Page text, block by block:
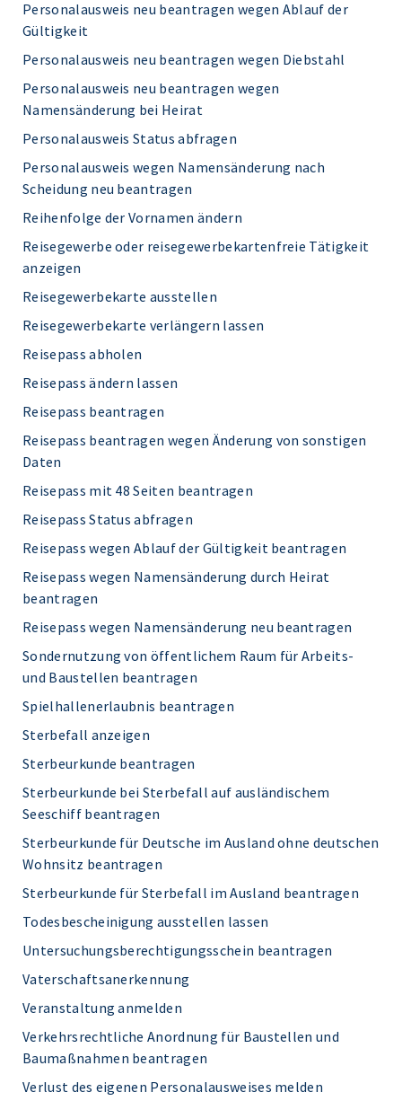
Personalausweis neu beantragen wegen Ablauf der
Gültigkeit
Personalausweis neu beantragen wegen Diebstahl
Personalausweis neu beantragen wegen
Namensänderung bei Heirat
Personalausweis Status abfragen
Personalausweis wegen Namensänderung nach
Scheidung neu beantragen
Reihenfolge der Vornamen ändern
Reisegewerbe oder reisegewerbekartenfreie Tätigkeit
anzeigen
Reisegewerbekarte ausstellen
Reisegewerbekarte verlängern lassen
Reisepass abholen
Reisepass ändern lassen
Reisepass beantragen
Reisepass beantragen wegen Änderung von sonstigen
Daten
Reisepass mit 48 Seiten beantragen
Reisepass Status abfragen
Reisepass wegen Ablauf der Gültigkeit beantragen
Reisepass wegen Namensänderung durch Heirat
beantragen
Reisepass wegen Namensänderung neu beantragen
Sondernutzung von öffentlichem Raum für Arbeits-
und Baustellen beantragen
Spielhallenerlaubnis beantragen
Sterbefall anzeigen
Sterbeurkunde beantragen
Sterbeurkunde bei Sterbefall auf ausländischem
Seeschiff beantragen
Sterbeurkunde für Deutsche im Ausland ohne deutschen
Wohnsitz beantragen
Sterbeurkunde für Sterbefall im Ausland beantragen
Todesbescheinigung ausstellen lassen
Untersuchungsberechtigungsschein beantragen
Vaterschaftsanerkennung
Veranstaltung anmelden
Verkehrsrechtliche Anordnung für Baustellen und
Baumaßnahmen beantragen
Verlust des eigenen Personalausweises melden